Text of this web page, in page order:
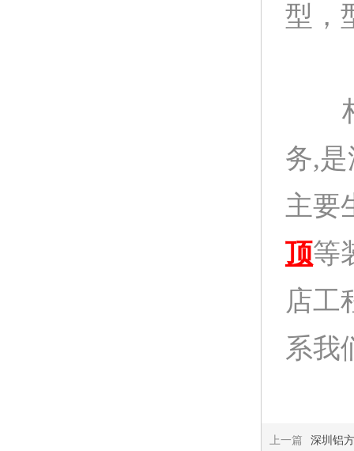
型，
柏
务,
主要
顶等
店工
系我
上一篇 深圳铝